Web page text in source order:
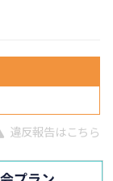
違反報告はこちら